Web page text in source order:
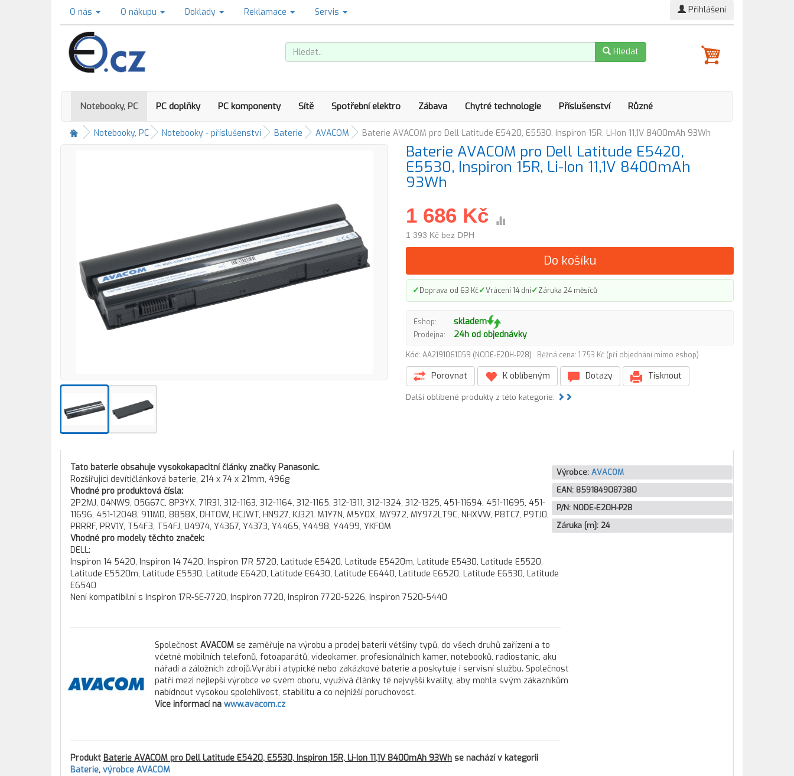
O nás O nákupu Doklady Reklamace Servis Přihlášení
Hledat
Notebooky, PC PC doplňky PC komponenty Sítě Spotřební elektro Zábava Chytré technologie Příslušenství Různé
Notebooky, PC Notebooky - příslušenství Baterie AVACOM Baterie AVACOM pro Dell Latitude E5420, E5530, Inspiron 15R, Li-Ion 11,1V 8400mAh 93Wh
Baterie AVACOM pro Dell Latitude E5420,
E5530, Inspiron 15R, Li-Ion 11,1V 8400mAh
93Wh
1 686 Kč
1 393 Kč bez DPH
Do košíku
✓Doprava od 63 Kč✓Vrácení 14 dní✓Záruka 24 měsíců
Eshop: skladem
Prodejna: 24h od objednávky
Kód: AA2191061059 (NODE-E20H-P28) Běžná cena: 1 753 Kč (při objednání mimo eshop)
Porovnat K oblíbeným Dotazy Tisknout
Další oblíbené produkty z této kategorie:
Tato baterie obsahuje vysokokapacitní články značky Panasonic.
Rozšiřující devítičlánková baterie, 214 x 74 x 21mm, 496g
Vhodné pro produktová čísla:
2P2MJ, 04NW9, 05G67C, 8P3YX, 71R31, 312-1163, 312-1164, 312-1165, 312-1311, 312-1324, 312-1325, 451-11694, 451-11695, 451-
11696, 451-12048, 911MD, 8858X, DHT0W, HCJWT, HN927, KJ321, M1Y7N, M5Y0X, MY972, MY972LT9C, NHXVW, P8TC7, P9TJ0,
PRRRF, PRV1Y, T54F3, T54FJ, U4974, Y4367, Y4373, Y4465, Y4498, Y4499, YKF0M
Vhodné pro modely těchto značek:
DELL:
Inspiron 14 5420, Inspiron 14 7420, Inspiron 17R 5720, Latitude E5420, Latitude E5420m, Latitude E5430, Latitude E5520,
Latitude E5520m, Latitude E5530, Latitude E6420, Latitude E6430, Latitude E6440, Latitude E6520, Latitude E6530, Latitude
E6540
Není kompatibilní s Inspiron 17R-SE-7720, Inspiron 7720, Inspiron 7720-5226, Inspiron 7520-5440
Společnost AVACOM se zaměřuje na výrobu a prodej baterií většiny typů, do všech druhů zařízení a to
včetně mobilních telefonů, fotoaparátů, videokamer, profesionálních kamer, notebooků, radiostanic, aku
nářadí a záložních zdrojů.Vyrábí i atypické nebo zakázkové baterie a poskytuje i servisní službu. Společnost
patří mezi nejlepší výrobce ve svém oboru, využívá články té nejvyšší kvality, aby mohla svým zákazníkům
nabídnout vysokou spolehlivost, stabilitu a co nejnižší poruchovost.
Více informací na www.avacom.cz
Produkt Baterie AVACOM pro Dell Latitude E5420, E5530, Inspiron 15R, Li-Ion 11,1V 8400mAh 93Wh se nachází v kategorii
Baterie, výrobce AVACOM
Výrobce: AVACOM
EAN: 8591849087380
P/N: NODE-E20H-P28
Záruka [m]: 24